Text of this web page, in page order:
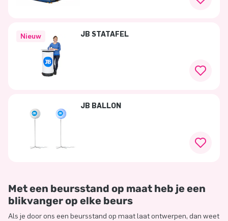
Nieuw JB STATAFEL
JB BALLON
Met een beursstand op maat heb je een
blikvanger op elke beurs
Als je door ons een beursstand op maat laat ontwerpen, dan weet